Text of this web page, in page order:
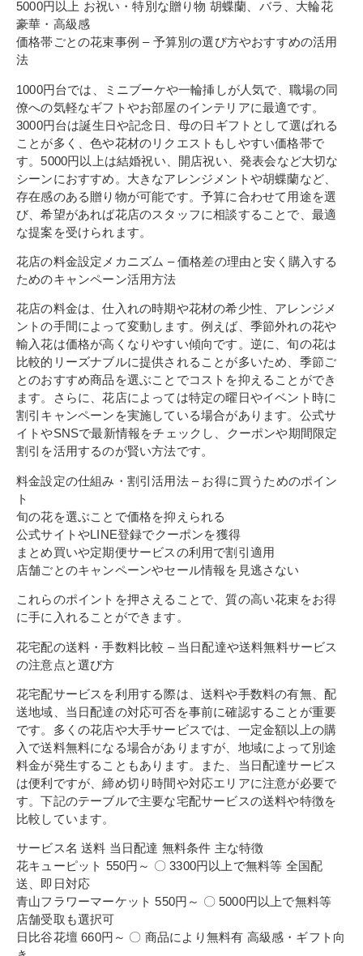
5000円以上 お祝い・特別な贈り物 胡蝶蘭、バラ、大輪花
豪華・高級感
価格帯ごとの花束事例 – 予算別の選び方やおすすめの活用
法
1000円台では、ミニブーケや一輪挿しが人気で、職場の同
僚への気軽なギフトやお部屋のインテリアに最適です。
3000円台は誕生日や記念日、母の日ギフトとして選ばれる
ことが多く、色や花材のリクエストもしやすい価格帯で
す。5000円以上は結婚祝い、開店祝い、発表会など大切な
シーンにおすすめ。大きなアレンジメントや胡蝶蘭など、
存在感のある贈り物が可能です。予算に合わせて用途を選
び、希望があれば花店のスタッフに相談することで、最適
な提案を受けられます。
花店の料金設定メカニズム – 価格差の理由と安く購入する
ためのキャンペーン活用方法
花店の料金は、仕入れの時期や花材の希少性、アレンジメ
ントの手間によって変動します。例えば、季節外れの花や
輸入花は価格が高くなりやすい傾向です。逆に、旬の花は
比較的リーズナブルに提供されることが多いため、季節ご
とのおすすめ商品を選ぶことでコストを抑えることができ
ます。さらに、花店によっては特定の曜日やイベント時に
割引キャンペーンを実施している場合があります。公式サ
イトやSNSで最新情報をチェックし、クーポンや期間限定
割引を活用するのが賢い方法です。
料金設定の仕組み・割引活用法 – お得に買うためのポイン
ト
旬の花を選ぶことで価格を抑えられる
公式サイトやLINE登録でクーポンを獲得
まとめ買いや定期便サービスの利用で割引適用
店舗ごとのキャンペーンやセール情報を見逃さない
これらのポイントを押さえることで、質の高い花束をお得
に手に入れることができます。
花宅配の送料・手数料比較 – 当日配達や送料無料サービス
の注意点と選び方
花宅配サービスを利用する際は、送料や手数料の有無、配
送地域、当日配達の対応可否を事前に確認することが重要
です。多くの花店や大手サービスでは、一定金額以上の購
入で送料無料になる場合がありますが、地域によって別途
料金が発生することもあります。また、当日配達サービス
は便利ですが、締め切り時間や対応エリアに注意が必要で
す。下記のテーブルで主要な宅配サービスの送料や特徴を
比較しています。
サービス名 送料 当日配達 無料条件 主な特徴
花キューピット 550円～ 〇 3300円以上で無料等 全国配
送、即日対応
青山フラワーマーケット 550円～ 〇 5000円以上で無料等
店舗受取も選択可
日比谷花壇 660円～ 〇 商品により無料有 高級感・ギフト向